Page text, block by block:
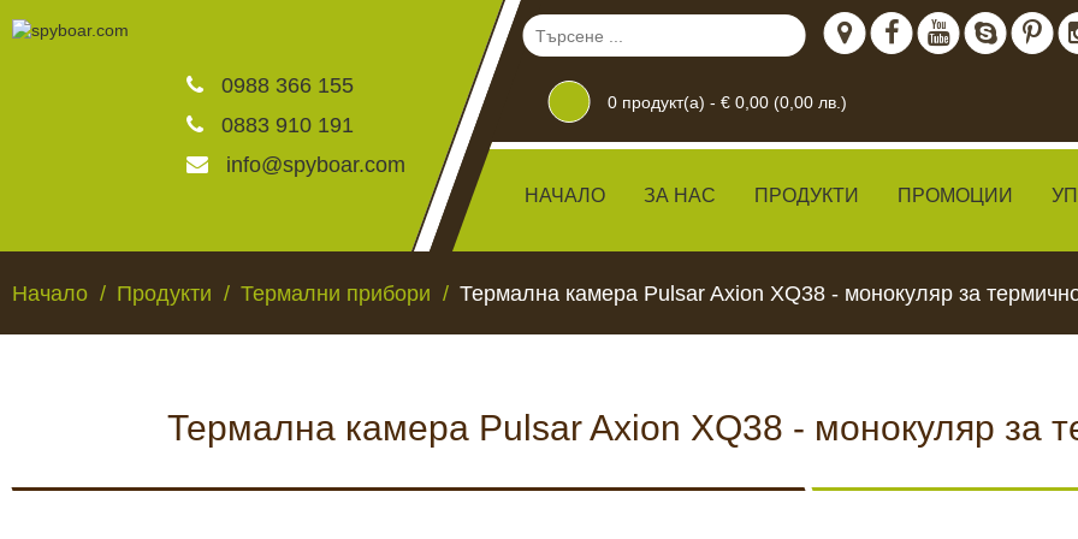
0988 366 155
0883 910 191
info@spyboar.com
0продукт(а) - € 0,00 (0,00 лв.)
НАЧАЛО ЗА НАС ПРОДУКТИ ПРОМОЦИИ
ЛОВНИ КАМЕРИ ФОТОКАПАНИ НА ЖИВО
КАМЕРИ ЗА
Ловни камери
Камери за видеонаблюдение
Начало Продукти Термални прибори Термална камера Pulsar Axion XQ38 - монокуляр за
Термална камера Pulsar Axion XQ38 - монокуляр за